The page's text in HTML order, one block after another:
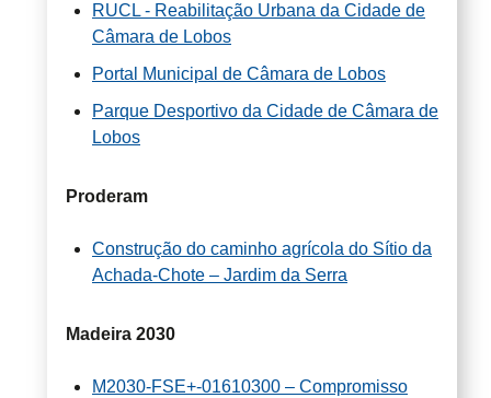
RUCL - Reabilitação Urbana da Cidade de
Câmara de Lobos
Portal Municipal de Câmara de Lobos
Parque Desportivo da Cidade de Câmara de
Lobos
Proderam
Construção do caminho agrícola do Sítio da
Achada-Chote – Jardim da Serra
Madeira 2030
M2030-FSE+-01610300 – Compromisso